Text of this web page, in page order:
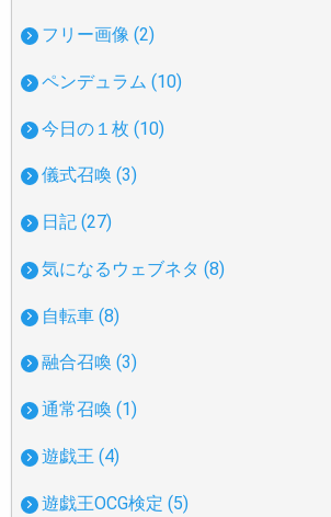
フリー画像 (2)
ペンデュラム (10)
今日の１枚 (10)
儀式召喚 (3)
日記 (27)
気になるウェブネタ (8)
自転車 (8)
融合召喚 (3)
通常召喚 (1)
遊戯王 (4)
遊戯王OCG検定 (5)